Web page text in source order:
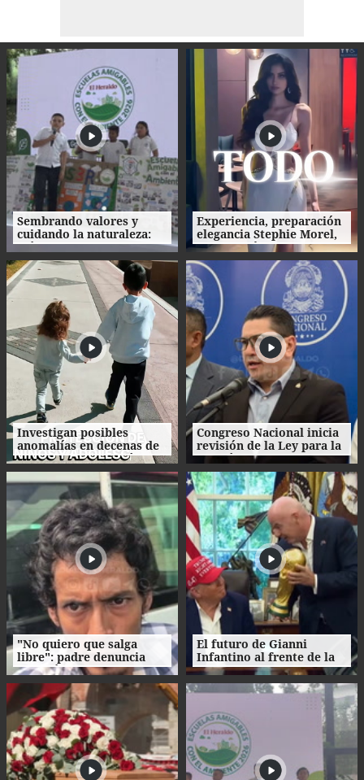
Sembrando valores y
cuidando la naturaleza:
así fue la clausura de las
Escuelas Amigables con el
Ambiente
Experiencia, preparación
elegancia Stephie Morel,
Miss Cortés va por la
corona de Miss Honduras
2026
Investigan posibles
anomalías en decenas de
procesos de adopción en
Honduras
Congreso Nacional inicia
revisión de la Ley para la
Gestión Integral de
Residuos en Honduras
"No quiero que salga
libre": padre denuncia
agresión de su propio
hijo en La Ceiba
El futuro de Gianni
Infantino al frente de la
FIFA enfrenta
cuestionamientos